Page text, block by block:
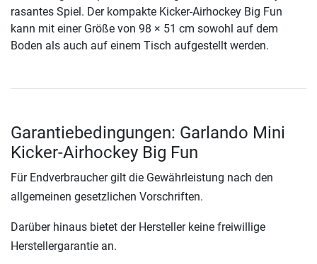
rasantes Spiel. Der kompakte Kicker-Airhockey Big Fun
kann mit einer Größe von 98 × 51 cm sowohl auf dem
Boden als auch auf einem Tisch aufgestellt werden.
Garantiebedingungen: Garlando Mini
Kicker-Airhockey Big Fun
Für Endverbraucher gilt die Gewährleistung nach den
allgemeinen gesetzlichen Vorschriften.
Darüber hinaus bietet der Hersteller keine freiwillige
Herstellergarantie an.